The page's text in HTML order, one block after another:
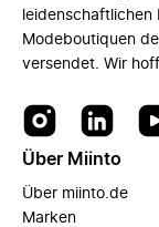
leidenschaftlichen
Modeboutiquen
versendet. Wir
Über Miinto
Über miinto.de
Marken